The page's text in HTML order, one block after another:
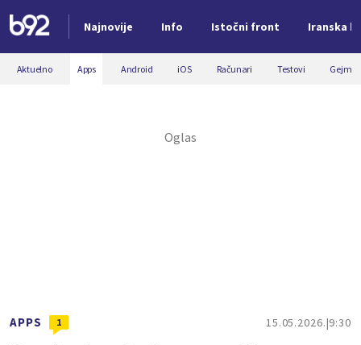
Najnovije Info Istočni front Iranska
Nova vest
Aktuelno Apps Android iOS Računari Testovi
APPS 1 15.05.2026. 9:30